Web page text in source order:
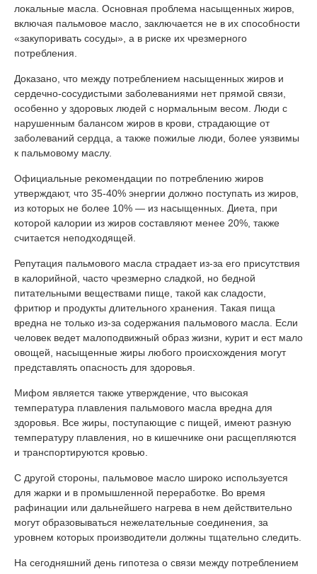
локальные масла. Основная проблема насыщенных жиров,
включая пальмовое масло, заключается не в их способности
«закупоривать сосуды», а в риске их чрезмерного
потребления.
Доказано, что между потреблением насыщенных жиров и
сердечно-сосудистыми заболеваниями нет прямой связи,
особенно у здоровых людей с нормальным весом. Люди с
нарушенным балансом жиров в крови, страдающие от
заболеваний сердца, а также пожилые люди, более уязвимы
к пальмовому маслу.
Официальные рекомендации по потреблению жиров
утверждают, что 35-40% энергии должно поступать из жиров,
из которых не более 10% — из насыщенных. Диета, при
которой калории из жиров составляют менее 20%, также
считается неподходящей.
Репутация пальмового масла страдает из-за его присутствия
в калорийной, часто чрезмерно сладкой, но бедной
питательными веществами пище, такой как сладости,
фритюр и продукты длительного хранения. Такая пища
вредна не только из-за содержания пальмового масла. Если
человек ведет малоподвижный образ жизни, курит и ест мало
овощей, насыщенные жиры любого происхождения могут
представлять опасность для здоровья.
Мифом является также утверждение, что высокая
температура плавления пальмового масла вредна для
здоровья. Все жиры, поступающие с пищей, имеют разную
температуру плавления, но в кишечнике они расщепляются
и транспортируются кровью.
С другой стороны, пальмовое масло широко используется
для жарки и в промышленной переработке. Во время
рафинации или дальнейшего нагрева в нем действительно
могут образовываться нежелательные соединения, за
уровнем которых производители должны тщательно следить.
На сегодняшний день гипотеза о связи между потреблением